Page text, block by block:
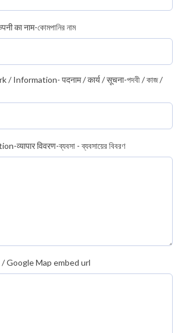
का नाम-কোমপানির নাম
Information- पदनाम / कार्य / सूचना-পদবী / কাজ /
विवरण-ব্যবসা - ব্যবসায়ের বিবরণ
/ Google Map embed url